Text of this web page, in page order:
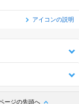
アイコンの説明
ージの先頭へ